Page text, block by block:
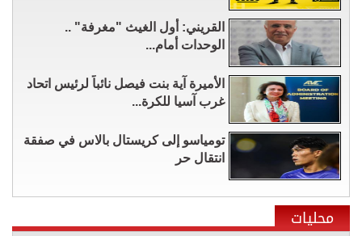
القريني: أول الغيث "مغرفة" ..
الوحدات أمام...
الأميرة آية بنت فيصل نائباً لرئيس اتحاد
غرب آسيا للكرة...
تومياسو إلى كريستال بالاس في صفقة
انتقال حر
محليات